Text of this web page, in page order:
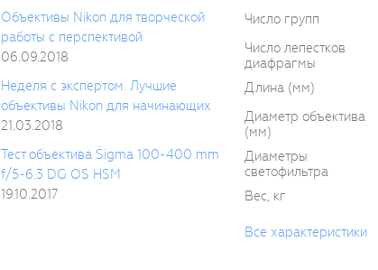
Объективы Nikon для творческой
работы с перспективой
06.09.2018
Неделя с экспертом. Лучшие
объективы Nikon для начинающих
21.03.2018
Тест объектива Sigma 100-400 mm
f/5-6.3 DG OS HSM
19.10.2017
Число групп
Число лепестков
диафрагмы
Длина (мм)
Диаметр объектива
(мм)
Диаметры
светофильтра
Вес, кг
Все характеристики